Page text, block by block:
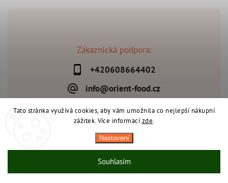
Tato stránka využívá cookies, aby vám umožnila co nejlepší nákupní
zážitek. Více informací zde.
Nastavení
Souhlasím
Zákaznická podpora:
+420608664402
info@orient-food.cz
Orient-Food.cz. Všechna práva vyhrazena.
Upravit nastavení cookies
VytvořilShoptet | Design